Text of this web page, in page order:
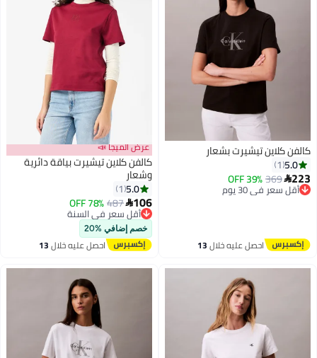
كالفن كلاين تيشيرت بشعار
5.0
1
223
369
39% OFF
أقل سعر في 30 يوم
توصيل مجاني
أقل سعر في 30 يوم
احصل عليه خلال13
عرض الميجا 📣
كالفن كلاين تيشيرت بياقة دائرية
وشعار
5.0
1
106
487
78% OFF
أقل سعر في السنة
توصيل مجاني
أقل سعر في السنة
خصم إضافي %20
احصل عليه خلال13